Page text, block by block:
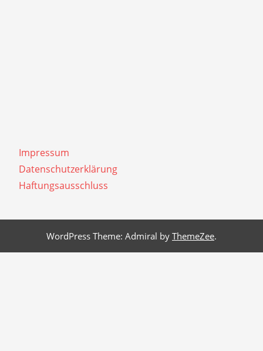
Impressum
Datenschutzerklärung
Haftungsausschluss
WordPress Theme: Admiral by ThemeZee.